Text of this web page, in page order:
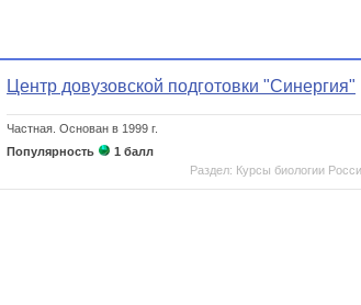
Центр довузовской подготовки "Синергия"
Частная. Основан в 1999 г.
Популярность
1 балл
Раздел: Курсы биологии